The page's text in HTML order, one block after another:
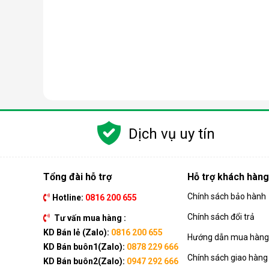
Dịch vụ uy tín
Tổng đài hỗ trợ
Hotline: 0816 200 655
Tư vấn mua hàng :
KD Bán lẻ (Zalo): 0816 200 655
KD Bán buôn1(Zalo): 0878 229 666
KD Bán buôn2(Zalo): 0947 292 666
Hỗ trợ khách hàng
Chính sách bảo hành
Chính sách đổi trả
Hướng dẫn mua
Chính sách giao hàng